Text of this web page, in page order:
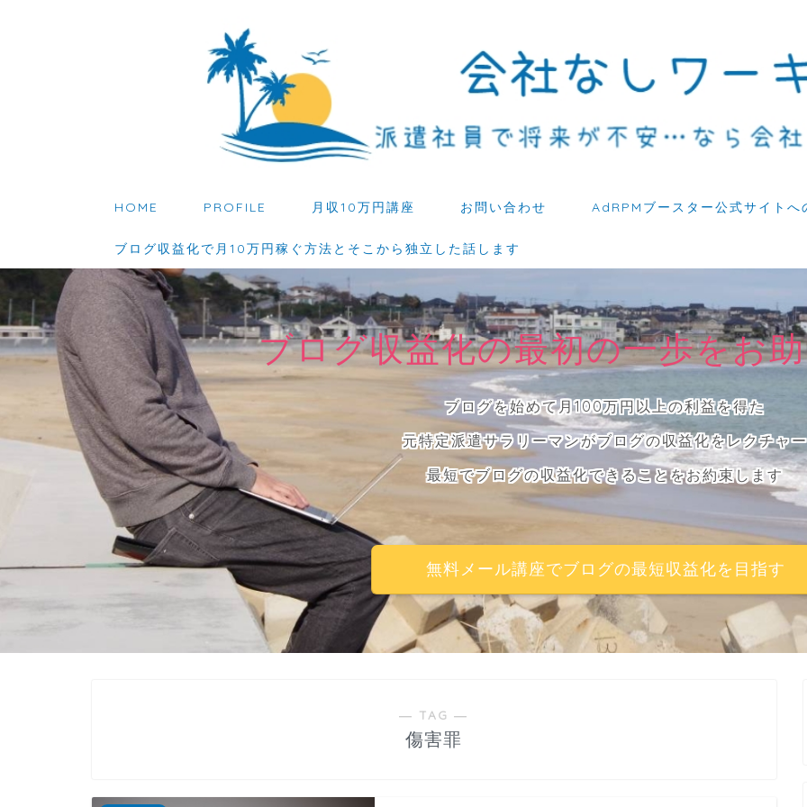
HOME PROFILE 月収10万円講座 お問い合わせ AdRPMブースター公式サイトへ
ブログ収益化で月10万円稼ぐ方法とそこから独立した話します
ブログ収益化の最初の一歩をお
ブログを始めて月100万円以上の利益を得た
元特定派遣サラリーマンがブログの収益化をレクチャー
最短でブログの収益化できることをお約束します
無料メール講座でブログの最短収益化を目指す
― TAG ―
傷害罪